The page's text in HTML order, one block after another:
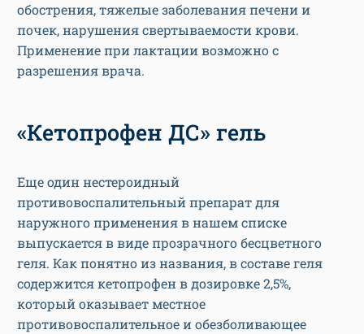
обострения, тяжелые заболевания печени и
почек, нарушения свертываемости крови.
Применение при лактации возможно с
разрешения врача.
«Кетопрофен ДС» гель
Еще один нестероидный
противовоспалительный препарат для
наружного применения в нашем списке
выпускается в виде прозрачного бесцветного
геля. Как понятно из названия, в составе геля
содержится кетопрофен в дозировке 2,5%,
который оказывает местное
противовоспалительное и обезболивающее